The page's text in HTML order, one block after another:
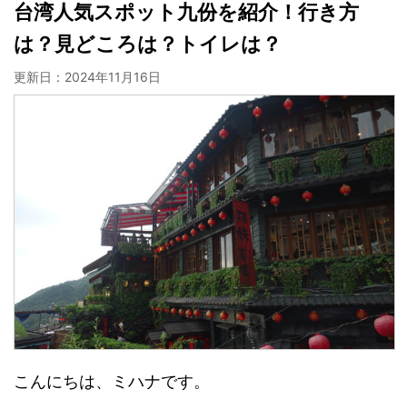
台湾人気スポット九份を紹介！行き方
は？見どころは？トイレは？
更新日： 2024年11月16日
こんにちは、ミハナです。